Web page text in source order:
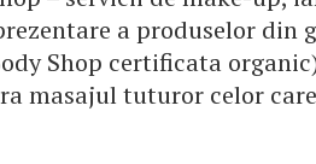
a produselor din
Shop certificata
masajul tuturor celor